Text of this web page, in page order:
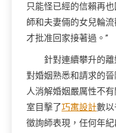
只能怪已經的信賴再
師和夫妻倆的女兒輪
才批准回家接著過。”
針對連續攀升的
對婚姻熟悉和請求的
人消解婚姻嚴厲性不
室目擊了巧寓設計數
徵詢師表現，任何年